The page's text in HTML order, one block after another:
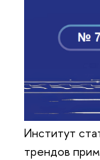
Институт
трендов